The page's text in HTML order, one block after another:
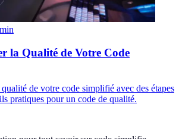
min
la Qualité de Votre Code
de votre code simplifié avec des étapes
pratiques pour un code de qualité.